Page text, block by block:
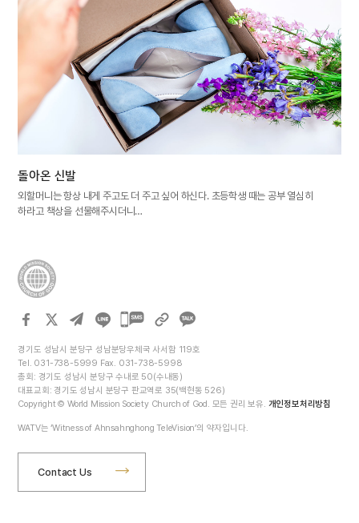
돌아온 신발
외할머니는 항상 내게 주고도 더 주고 싶어 하신다. 초등학생 때는 공부 열심히
하라고 책상을 선물해주시더니…
카카오톡
경기도 성남시 분당구 성남분당우체국 사서함 119호
Tel. 031-738-5999 Fax. 031-738-5998
총회: 경기도 성남시 분당구 수내로 50(수내동)
대표교회: 경기도 성남시 분당구 판교역로 35(백현동 526)
Copyright © World Mission Society Church of God. 모든 권리 보유. 개인정보처리방침
WATV는 ‘Witness of Ahnsahnghong TeleVision’의 약자입니다.
Contact Us